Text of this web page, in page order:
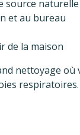
source
et au bureau
de la maison
nettoyage